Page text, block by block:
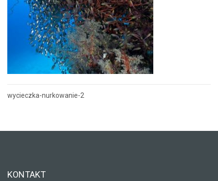
wycieczka-nurkowanie-2
KONTAKT